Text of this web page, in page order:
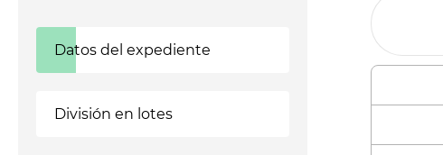
Datos del expediente
División en lotes